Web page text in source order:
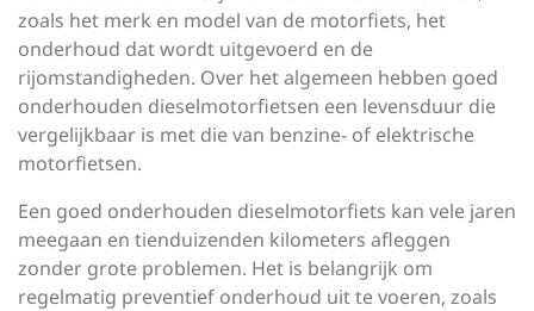
zoals het merk en model van de motorfiets, het
onderhoud dat wordt uitgevoerd en de
rijomstandigheden. Over het algemeen hebben goed
onderhouden dieselmotorfietsen een levensduur die
vergelijkbaar is met die van benzine- of elektrische
motorfietsen.
Een goed onderhouden dieselmotorfiets kan vele jaren
meegaan en tienduizenden kilometers afleggen
zonder grote problemen. Het is belangrijk om
regelmatig preventief onderhoud uit te voeren, zoals